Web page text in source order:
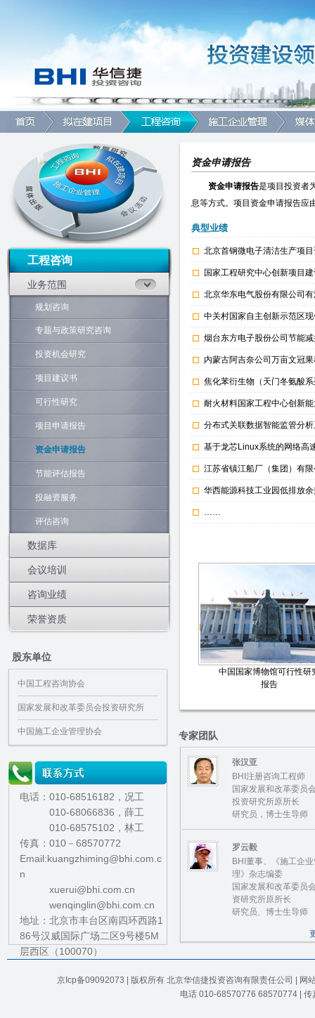
工程咨询
业务范围
规划咨询
专题与政策研究咨询
投资机会研究
项目建议书
可行性研究
项目申请报告
资金申请报告
节能评估报告
投融资服务
评估咨询
数据库
会议培训
咨询业绩
荣誉资质
股东单位
中国工程咨询协会
国家发展和改革委员会投资研究所
中国施工企业管理协会
电话：010-68516182，况工
010-68066836，薛工
010-68575102，林工
传真：010－68570772
Email:kuangzhiming@bhi.com.c
n
xuerui@bhi.com.cn
wenqinglin@bhi.com.cn
地址：北京市丰台区南四环西路1
86号汉威国际广场二区9号楼5M
层西区（100070）
资金申请报告
资金申请报告是项目投资者
息等方式。项目资金申请报告应
典型业绩
北京首钢微电子清洁生产项
国家工程研究中心创新项目
北京华东电气股份有限公司
中关村国家自主创新示范区
烟台东方电子股份公司节能
内蒙古阿吉奈公司万亩文冠
焦化苯衍生物（天门冬氨酸
耐火材料国家工程中心创新
分布式关联数据智能监管分
基于龙芯Linux系统的网络高
江苏省镇江船厂（集团）有
华西能源科技工业园低排放
……
中国国家博物馆可行性研
报告
专家团队
张汉亚
BHI注册咨询工程师
国家发展和改革委员
投资研究所原所长
研究员，博士生导师
罗云毅
BHI董事、《施工企
理》杂志编委
国家发展和改革委员
资研究所原所长
研究员、博士生导师
京Icp备09092073 | 版权所有 北京华信捷投资咨询有限责任公司 |
电话 010-68570776 68570774 |